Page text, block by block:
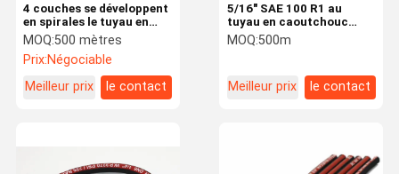
4 couches se développent
en spirales le tuyau en
caoutchouc hydraulique
EN856 4Shipping de
renfort et 4SP de
MOQ:500 mètres
Prix:Négociable
Meilleur prix
le contact
5/16" SAE 100 R1 au
tuyau en caoutchouc
hydraulique pour la
poudre de CO2 et les
MOQ:500m
Meilleur prix le contact